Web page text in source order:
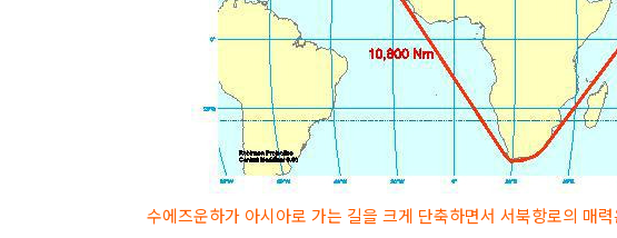
수에즈운하가 아시아로 가는 길을 크게 단축하면서 서북항로의 매